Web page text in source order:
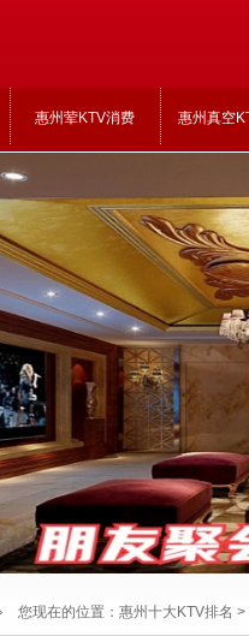
惠州荤KTV消费 惠州真空
您现在的位置： 惠州十大KTV排名 >